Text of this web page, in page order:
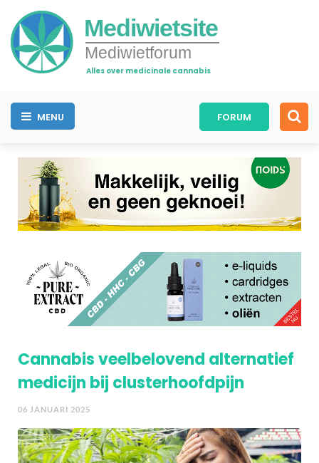
Mediwietsite
Mediwietforum
Alles over medicinale cannabis
MENU FORUM
Cannabis veelbelovend alternatief
medicijn bij clusterhoofdpijn
06 JANUARI 2025